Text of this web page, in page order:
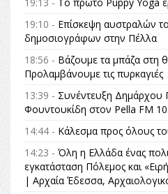
19:10 - Επίσκεψη αυστραλών
δημοσιογράφων στην Πέλλα
18:56 - Βάζουμε τα μπάζα στη
Προλαμβάνουμε τις πυρκαγιές
13:39 - Συνέντευξη Δημάρχου
Φουντουκίδη στον Pella FM
14:44 - Κάλεσμα προς όλους
14:23 - Όλη η Ελλάδα ένας
εγκατάσταση Πόλεμος και
| Αρχαία Έδεσσα,